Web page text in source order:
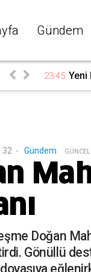
Gündem
23:45 Yeni
- Gündem G
Doğan
Gönüllü